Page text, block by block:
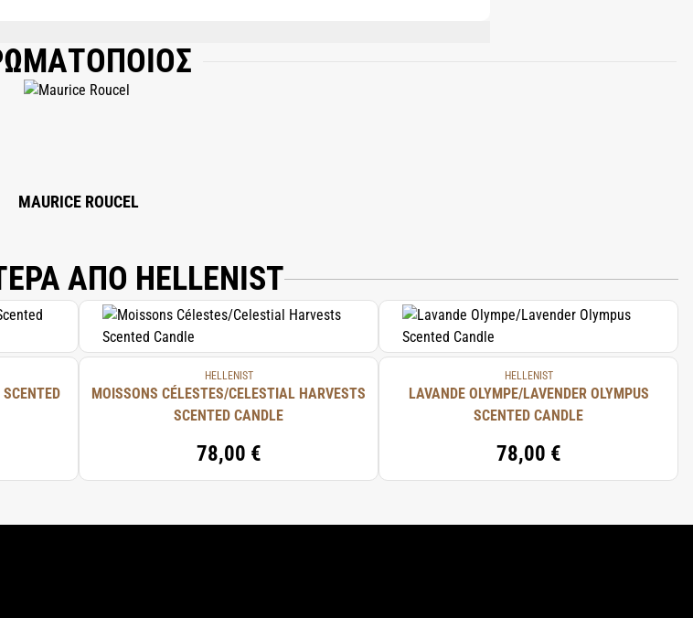
METHOXYCINNAMATE, ETHYLHEXYL SALICYLATE, BUTYL
ACETYLOCTAHYDRONAPHTHALENES, CITRONELLOL, POGOSTEMON CABLIN OIL,
ALPHA-ISOMETHYL IONONE, LAVANDULA OIL/EXTRACT, COUMARIN, BETA-
MAURICE ROUCEL
ΑΠΟ HELLENIST
HELLENIST
MOISSONS CÉLESTES/CELESTIAL HARVESTS
SCENTED CANDLE
78,00 €
HELLENIST
LAVANDE OLYMPE/LAVENDER OLYMPUS
SCENTED CANDLE
78,00 €